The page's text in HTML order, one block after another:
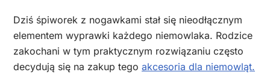
Dziś śpiworek z nogawkami stał się nieodłącznym
elementem wyprawki każdego niemowlaka. Rodzice
zakochani w tym praktycznym rozwiązaniu często
decydują się na zakup tego akcesoria dla niemowląt.